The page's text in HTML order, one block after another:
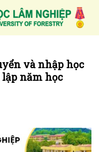
và nhập học
lập năm học